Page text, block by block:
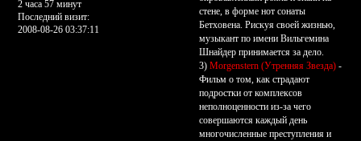
2 часа 57 минут
Последний визит:
2008-08-26 03:37:11
стене, в форме нот сонаты
Бетховена. Рискуя своей жизнью,
музыкант по имени Вильгемина
Шнайдер принимается за дело.
3) Morgenstern (Утренняя Звезда)-
Фильм о том, как страдают
подростки от комплексов
неполноценности из-за чего
совершаются каждый день
многочисленные преступления и